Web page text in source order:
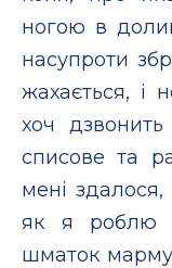
ногою в
насупроти
жахається, і
хоч
списове та
мені
як я роблю
шматок